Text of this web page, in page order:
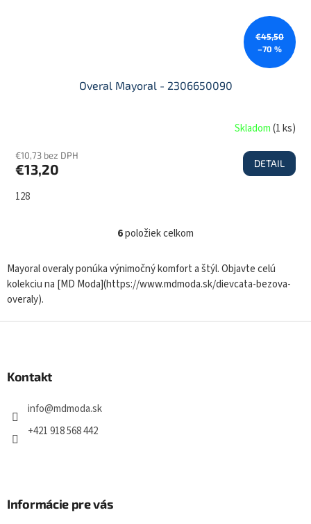
€45,50
–70 %
Overal Mayoral - 2306650090
Skladom(1 ks)
€10,73 bez DPH
€13,20 DETAIL
128
O
l
á
d
c
6položiek celkom
Mayoral overaly ponúka výnimočný komfort a štýl. Objavte celú
kolekciu na [MD Moda](https://www.mdmoda.sk/dievcata-bezova-
overaly).
Kontakt
info@mdmoda.sk
+421 918 568 442
Informácie pre vás